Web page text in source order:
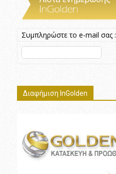
Συμπληρώστε το e-mail σας :
Διαφήμιση InGolden